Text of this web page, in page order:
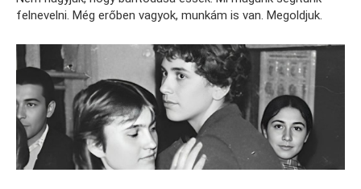
felnevelni. Még erőben vagyok, munkám is van. Megoldjuk.